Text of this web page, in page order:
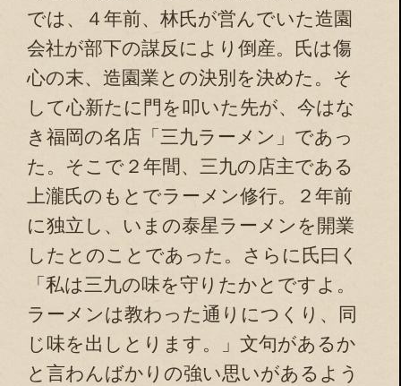
では、４年前、林氏が営んでいた造園
会社が部下の謀反により倒産。氏は傷
心の末、造園業との決別を決めた。そ
して心新たに門を叩いた先が、今はな
き福岡の名店「三九ラーメン」であっ
た。そこで２年間、三九の店主である
上瀧氏のもとでラーメン修行。２年前
に独立し、いまの泰星ラーメンを開業
したとのことであった。さらに氏曰く
「私は三九の味を守りたかとですよ。
ラーメンは教わった通りにつくり、同
じ味を出しとります。」文句があるか
と言わんばかりの強い思いがあるよう